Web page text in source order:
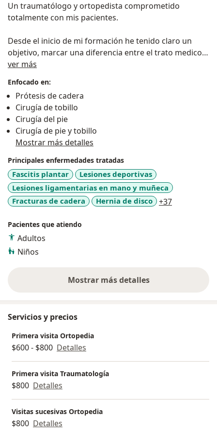
Un traumatólogo y ortopedista comprometido
totalmente con mis pacientes.
Desde el inicio de mi formación he tenido claro un
objetivo, marcar una diferencia entre el trato medico
paciente.
médico cirujano y partero en la Universidad de
Guadalajara, realice mi servicio social en la unidad de
VIH en el hospital civil fray Antonio alcalde.
Así mismo me gradué con honores y aprobé mi
examen Nacional de residencias medicas para realizar
mi especialidad en Traumatología y Ortopedia en el
Hospital Civil de Guadalajara, Fray Antonio Alcalde. Así
mismo realice una subespecialidad en cirugía articular
y deportiva de pie y tobillo en la clínica Medyarthros.
demuestra con una calidez en el trato con el paciente.
ver más
Enfocado en:
Prótesis de cadera
Cirugía de tobillo
Cirugía del pie
Cirugía de pie y tobillo
Mostrar más detalles
Principales enfermedades tratadas
Fascitis plantar
Lesiones deportivas
Lesiones ligamentarias en mano y muñeca
Fracturas de cadera
Hernia de disco +37
Pacientes que atiendo
Adultos
Niños
Mostrar más detalles
sobre la experiencia
Servicios y precios
Primera visita Ortopedia
$600 - $800 Detalles
Primera visita Traumatología
$800 Detalles
Visitas sucesivas Ortopedia
$800 Detalles